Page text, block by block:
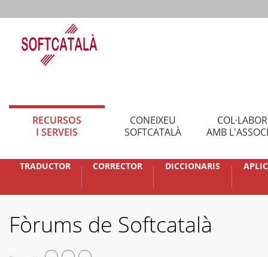
RECURSOS
I SERVEIS
CONEIXEU
SOFTCATALÀ
AMB
TRADUCTOR CORRECTOR DICCIONARIS
Fòrums de Softcatalà